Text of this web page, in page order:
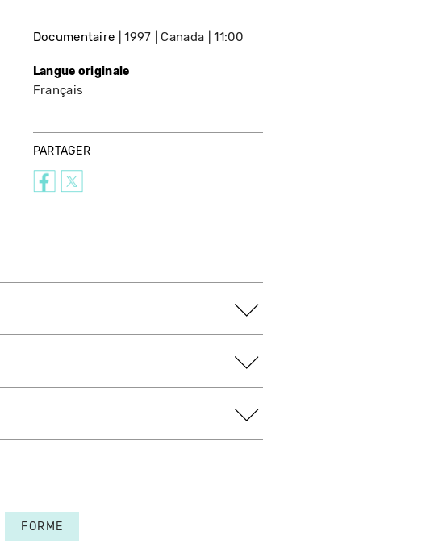
Documentaire 1997 Canada 11:00
Langue originale
Français
PARTAGER
FORME